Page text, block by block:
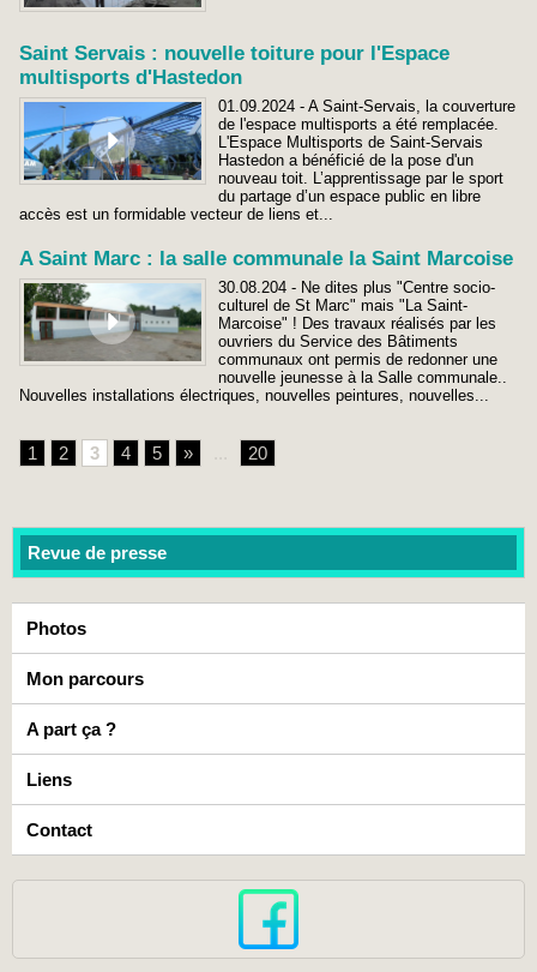
Saint Servais : nouvelle toiture pour l'Espace
multisports d'Hastedon
01.09.2024 - A Saint-Servais, la couverture
de l'espace multisports a été remplacée.
L'Espace Multisports de Saint-Servais
Hastedon a bénéficié de la pose d'un
nouveau toit. L’apprentissage par le sport
du partage d’un espace public en libre
accès est un formidable vecteur de liens et...
A Saint Marc : la salle communale la Saint Marcoise
30.08.204 - Ne dites plus "Centre socio-
culturel de St Marc" mais "La Saint-
Marcoise" ! Des travaux réalisés par les
ouvriers du Service des Bâtiments
communaux ont permis de redonner une
nouvelle jeunesse à la Salle communale..
Nouvelles installations électriques, nouvelles peintures, nouvelles...
1 2 3 4 5 » 20
Revue de presse
Photos
Mon parcours
A part ça ?
Liens
Contact